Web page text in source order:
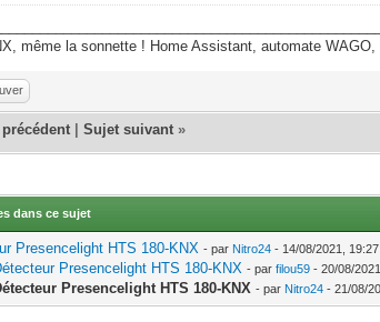
même la sonnette ! Home Assistant, automate WAGO,
|Sujet suivant »
dans ce sujet
Presencelight HTS 180-KNX - par Nitro24 - 14/08/2021,
Presencelight HTS 180-KNX - parfilou59 - 20/08/
Presencelight HTS 180-KNX - par Nitro24 - 21/08/